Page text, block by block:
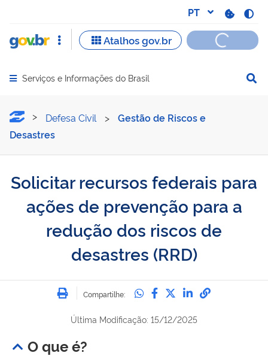
Abrir menu principal de navegação
Serviços e Informações do Brasil
Solicitar recursos
Defesa Civil >
Gestão de Riscos e
Desastres
Solicitar recursos federais para
ações de prevenção para a
redução dos riscos de
desastres (RRD)
Imprimir
Compartilhe: Compartilhe no
Compartilhe no
Compartilhe no
Compartilhe
Última Modificação: 15/12/2025
O que é?